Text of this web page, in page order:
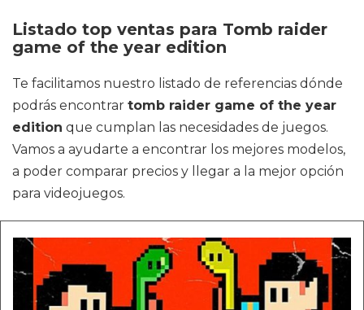
Listado top ventas para Tomb raider
game of the year edition
Te facilitamos nuestro listado de referencias dónde
podrás encontrar tomb raider game of the year
edition que cumplan las necesidades de juegos.
Vamos a ayudarte a encontrar los mejores modelos,
a poder comparar precios y llegar a la mejor opción
para videojuegos.